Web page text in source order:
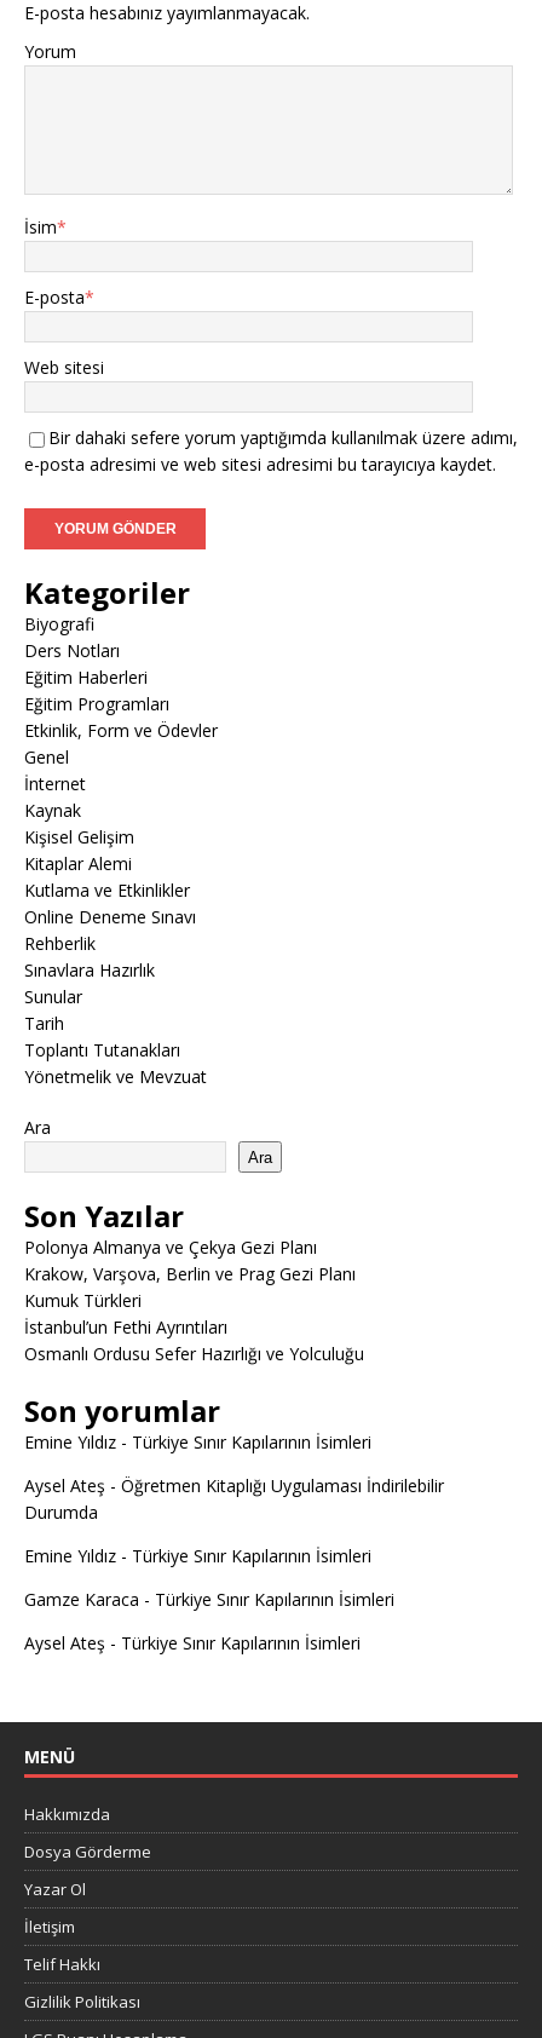
E-posta hesabınız yayımlanmayacak.
Yorum
İsim*
E-posta*
Web sitesi
Bir dahaki sefere yorum yaptığımda kullanılmak üzere adımı,
e-posta adresimi ve web sitesi adresimi bu tarayıcıya kaydet.
Kategoriler
Biyografi
Ders Notları
Eğitim Haberleri
Eğitim Programları
Etkinlik, Form ve Ödevler
Genel
İnternet
Kaynak
Kişisel Gelişim
Kitaplar Alemi
Kutlama ve Etkinlikler
Online Deneme Sınavı
Rehberlik
Sınavlara Hazırlık
Sunular
Tarih
Toplantı Tutanakları
Yönetmelik ve Mevzuat
Ara
Ara
Son Yazılar
Polonya Almanya ve Çekya Gezi Planı
Krakow, Varşova, Berlin ve Prag Gezi Planı
Kumuk Türkleri
İstanbul’un Fethi Ayrıntıları
Osmanlı Ordusu Sefer Hazırlığı ve Yolculuğu
Son yorumlar
Emine Yıldız - Türkiye Sınır Kapılarının İsimleri
Aysel Ateş - Öğretmen Kitaplığı Uygulaması İndirilebilir
Durumda
Emine Yıldız - Türkiye Sınır Kapılarının İsimleri
Gamze Karaca - Türkiye Sınır Kapılarının İsimleri
Aysel Ateş - Türkiye Sınır Kapılarının İsimleri
MENÜ
Hakkımızda
Dosya Görderme
Yazar Ol
İletişim
Telif Hakkı
Gizlilik Politikası